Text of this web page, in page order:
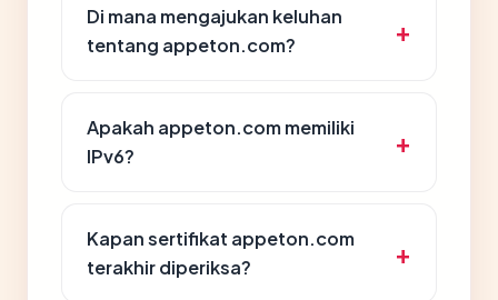
Di mana mengajukan keluhan
tentang appeton.com?
Apakah appeton.com memiliki
IPv6?
Kapan sertifikat appeton.com
terakhir diperiksa?